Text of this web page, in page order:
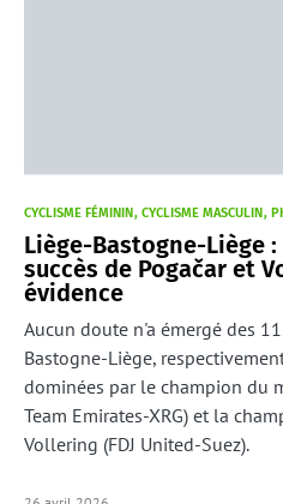
CYCLISME FÉMININ CYCLISME MASCULIN
Liège-Bastogne-Liège
succès de Pogačar et
évidence
Aucun doute n'a émergé des
Bastogne-Liège,
dominées par le champion du
Team Emirates-XRG) et la
Vollering (FDJ United-Suez).